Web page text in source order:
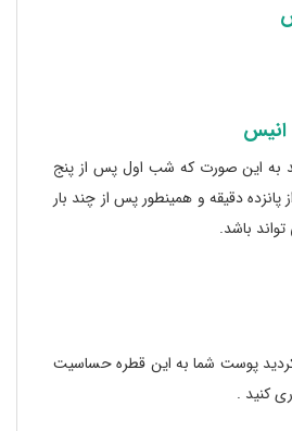
به این صورت که شب اول پس از پنج
دقیقه و همینطور پس از چند بار
باشد.
پوست شما به این قطره حساسیت
کنید .